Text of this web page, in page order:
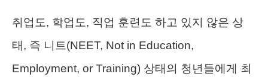
취업도, 학업도, 직업 훈련도 하고 있지 않은 상
태, 즉 니트(NEET, Not in Education,
Employment, or Training) 상태의 청년들에게 최